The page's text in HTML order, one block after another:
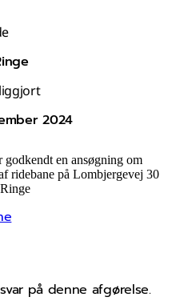
2024
en ansøgning om
ridebane på Lombjergevej 30
på denne afgørelse.